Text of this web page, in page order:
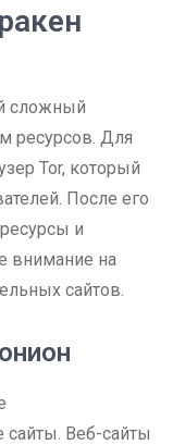
сложный
ресурсов. Для
Tor, который
После его
и
внимание на
сайтов.
Веб-сайты